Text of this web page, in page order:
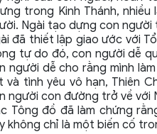
trong Kinh Thánh,
Ngài tạo dựng con người
đã thiết lập giao ước với
tự do đó, con người dễ
người dễ cho rằng mình
và tình yêu vô hạn, Thiên
người con đường trở về với
Tông đồ đã làm chứng
không chỉ là một biến cố